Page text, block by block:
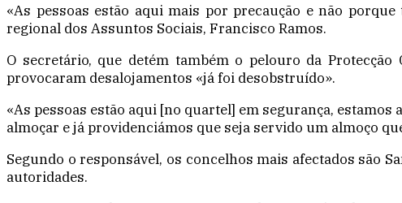
«As pessoas estão aqui mais por precaução e não
regional dos Assuntos Sociais, Francisco Ramos.
O secretário, que detém também o pelouro da
provocaram desalojamentos «já foi desobstruído».
«As pessoas estão aqui [no quartel] em segurança,
almoçar e já providenciámos que seja servido um almoço
Segundo o responsável, os concelhos mais afectados são
autoridades.